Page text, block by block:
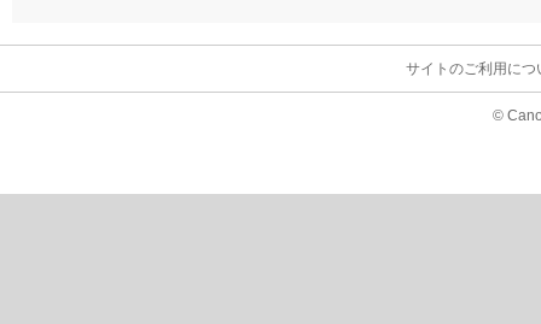
サイトのご利用につ
©